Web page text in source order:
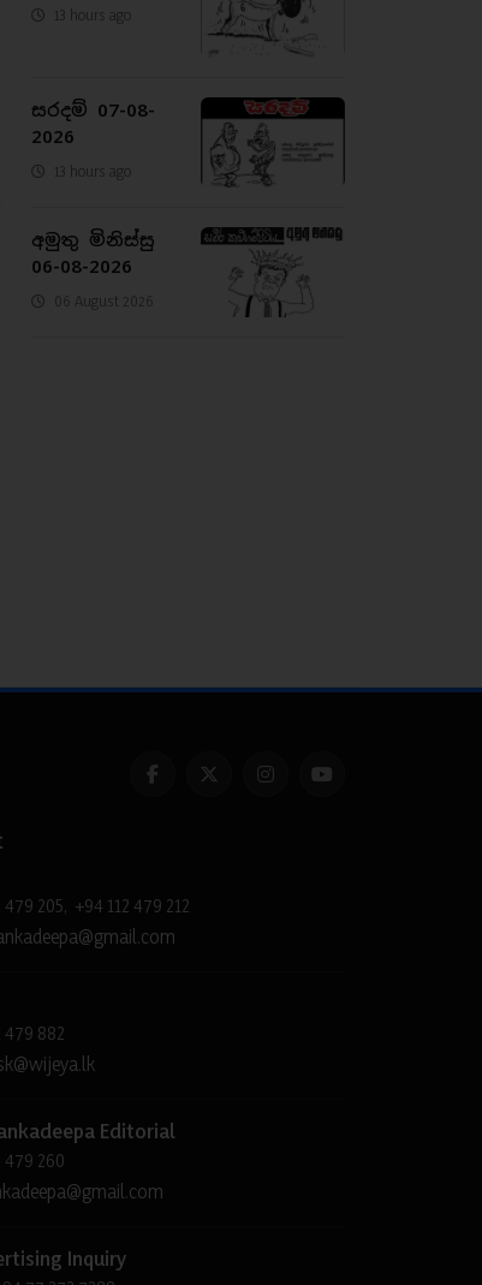
13 hours ago
සරදම් 07-08-
2026
13 hours ago
අමුතු මිනිස්සු
06-08-2026
06 August 2026
479 205, +94 112 479 212
479 882
Editorial
479 260
Inquiry